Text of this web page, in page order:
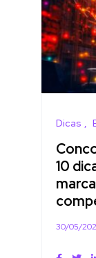
Dicas
10
30/05/